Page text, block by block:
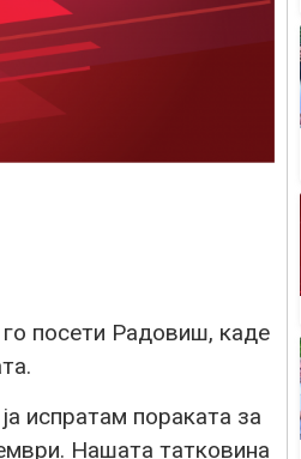
посети Радовиш, каде
испратам пораката за
Нашата татковина